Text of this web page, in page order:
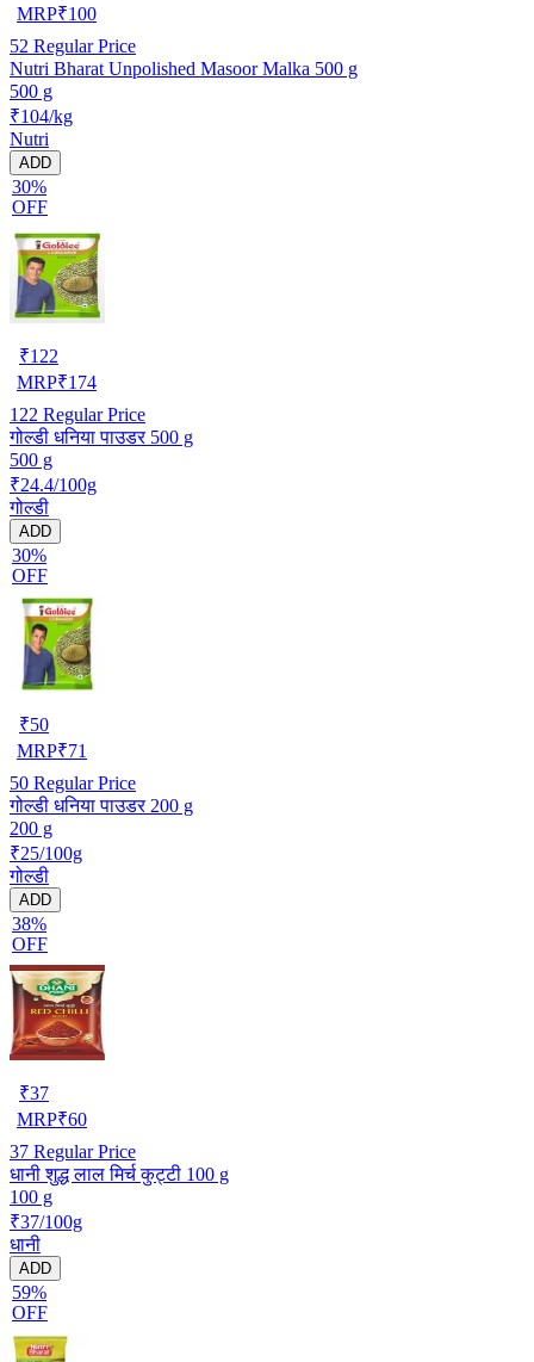
MRP₹100
52 Regular Price
Nutri Bharat Unpolished Masoor Malka 500 g
500 g
₹104/kg
Nutri
ADD
30%
OFF
₹122
MRP₹174
122 Regular Price
गोल्डी धनिया पाउडर 500 g
500 g
₹24.4/100g
गोल्डी
ADD
30%
OFF
₹50
MRP₹71
50 Regular Price
गोल्डी धनिया पाउडर 200 g
200 g
₹25/100g
गोल्डी
ADD
38%
OFF
₹37
MRP₹60
37 Regular Price
धानी शुद्ध लाल मिर्च कुट्टी 100 g
100 g
₹37/100g
धानी
ADD
59%
OFF